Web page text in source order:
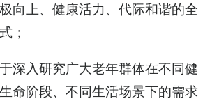
向上、健康活力、代际和谐的全
；
深入研究广大老年群体在不同健
命阶段、不同生活场景下的需求